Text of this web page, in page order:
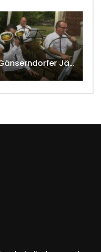
11. Jagdheuriger der Gänserndorfer Jäger 2020 w4tv166